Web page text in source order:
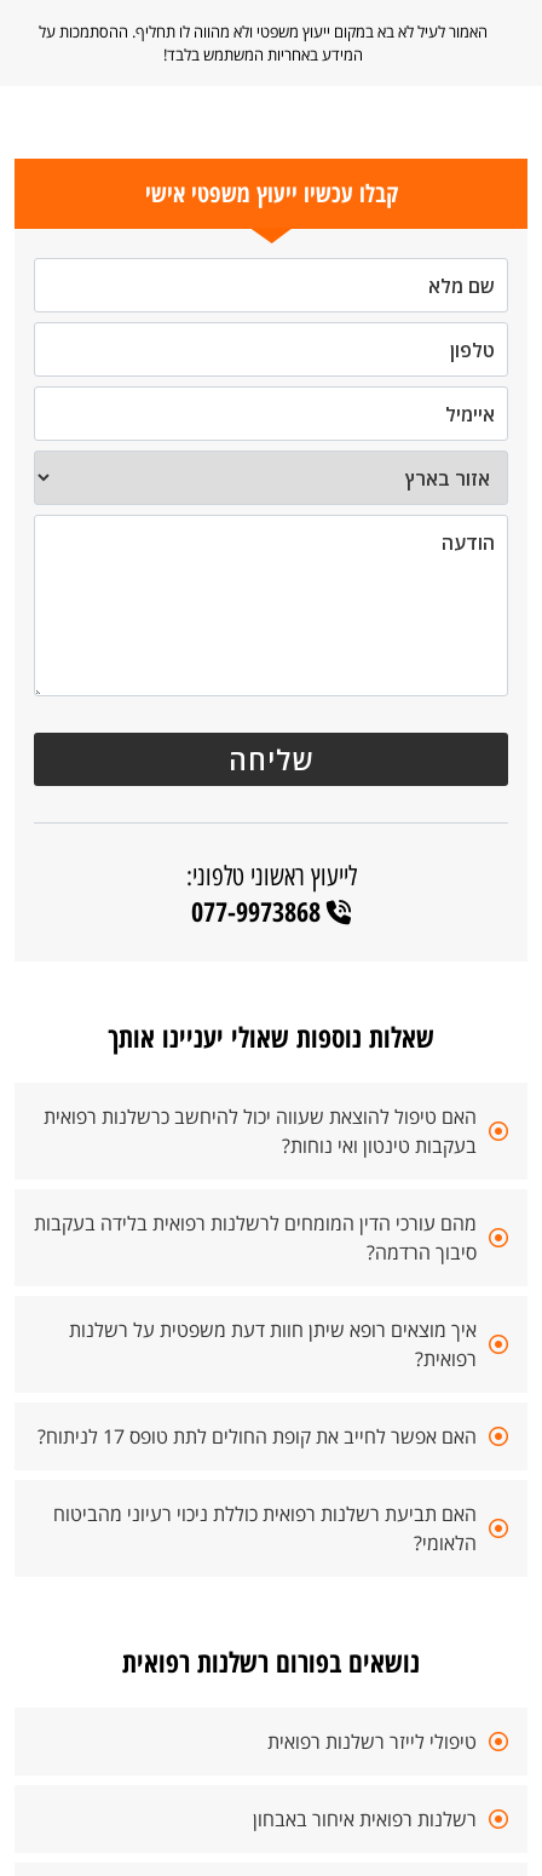
האמור לעיל לא בא במקום ייעוץ משפטי ולא מהווה לו תחליף. ההסתמכות על
המידע באחריות המשתמש בלבד!
קבלו עכשיו ייעוץ משפטי אישי
לייעוץ ראשוני טלפוני:
077-9973868
שאלות נוספות שאולי יעניינו אותך
האם טיפול להוצאת שעווה יכול להיחשב כרשלנות רפואית
בעקבות טינטון ואי נוחות?
מהם עורכי הדין המומחים לרשלנות רפואית בלידה בעקבות
סיבוך הרדמה?
איך מוצאים רופא שיתן חוות דעת משפטית על רשלנות
רפואית?
האם אפשר לחייב את קופת החולים לתת טופס 17 לניתוח?
האם תביעת רשלנות רפואית כוללת ניכוי רעיוני מהביטוח
הלאומי?
נושאים בפורום רשלנות רפואית
טיפולי לייזר רשלנות רפואית
רשלנות רפואית איחור באבחון